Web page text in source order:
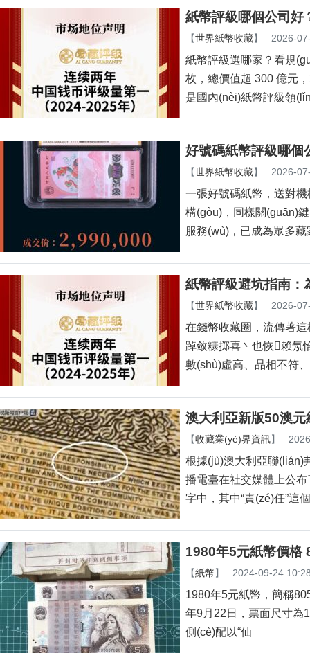
紙幣評級哪個公司好
【世界紙幣收藏】 2026-
紙幣評級選哪家？看規
枚，總價值超 300 億元
是國內(nèi)紙幣評級領
好號碼紙幣評級哪個
【世界紙幣收藏】 2026-
一張好號碼紙幣，送對
構(gòu)，同樣關
服務(wù)，已成為眾多藏
紙幣評級避坑指南：
【世界紙幣收藏】 2026-
在錢幣收藏圈，流傳著
踔敛糠掷喜丶也恢赖氖恰
數(shù)虛高、品相不符
澳大利亞新版50澳
【收藏業(yè)界資訊】
根據(jù)澳大利亞聯(lián)
播電臺在社交媒體上公布
字中，其中“責(zé)任”這
1980年5元紙幣價格
【紙幣】 2024-09-24
1980年5元紙幣，簡
年9月22日，票面尺寸為
側(cè)配以“仙